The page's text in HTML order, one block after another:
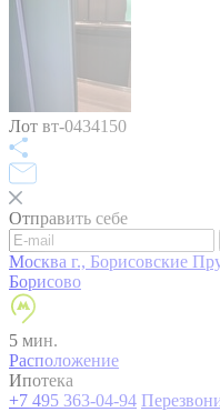
Лот вт-0434150
Отправить себе
Москва г., Борисовские
Борисово
5 мин.
Расположение
Ипотека
+7 495 363-04-94